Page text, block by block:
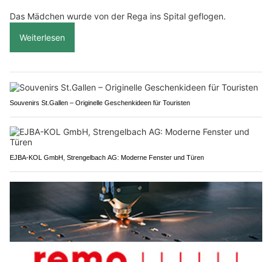
Das Mädchen wurde von der Rega ins Spital geflogen.
Weiterlesen
Souvenirs St.Gallen – Originelle Geschenkideen für Touristen
EJBA-KOL GmbH, Strengelbach AG: Moderne Fenster und Türen